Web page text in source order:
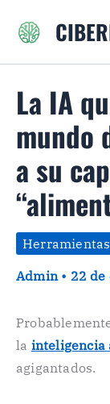
La IA
mundo
a su
Admin • 22 de
la
agigantados.